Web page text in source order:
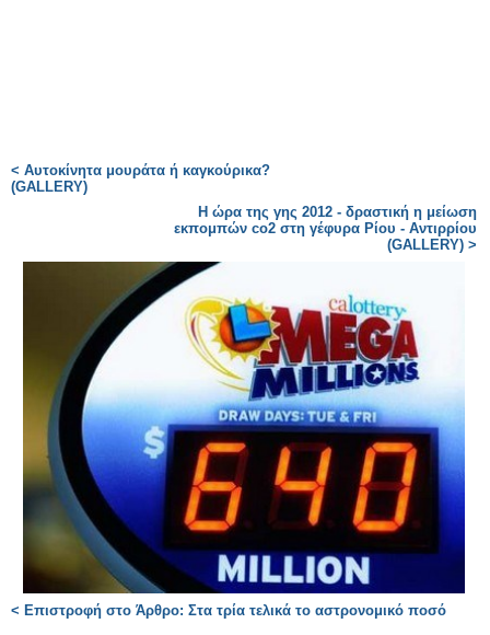
< Αυτοκίνητα μουράτα ή καγκούρικα?
(GALLERY)
Η ώρα της γης 2012 - δραστική η μείωση
εκπομπών co2 στη γέφυρα Ρίου - Αντιρρίου
(GALLERY) >
< Επιστροφή στο Άρθρο: Στα τρία τελικά το αστρονομικό ποσό